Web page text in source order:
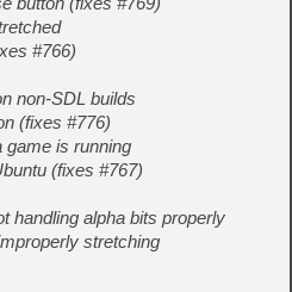
#766)
non-SDL builds
(fixes #776)
game is running
(fixes #767)
handling alpha bits properly
stretching